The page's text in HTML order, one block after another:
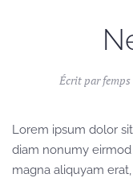
Écrit parfemps
Lorem ipsum dolor
diam nonumy
magna aliquyam